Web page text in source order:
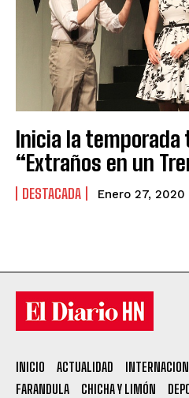
Inicia la
“Extraños en un
DESTACADA Enero 27, 2020
INICIO ACTUALIDAD
FARANDULA
CHICHA Y LIMÓN